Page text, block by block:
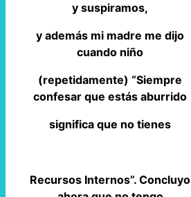
y suspiramos,
y además mi madre me dijo
cuando niño
(repetidamente) “Siempre
confesar que estás aburrido
significa que no tienes
Recursos Internos”. Concluyo